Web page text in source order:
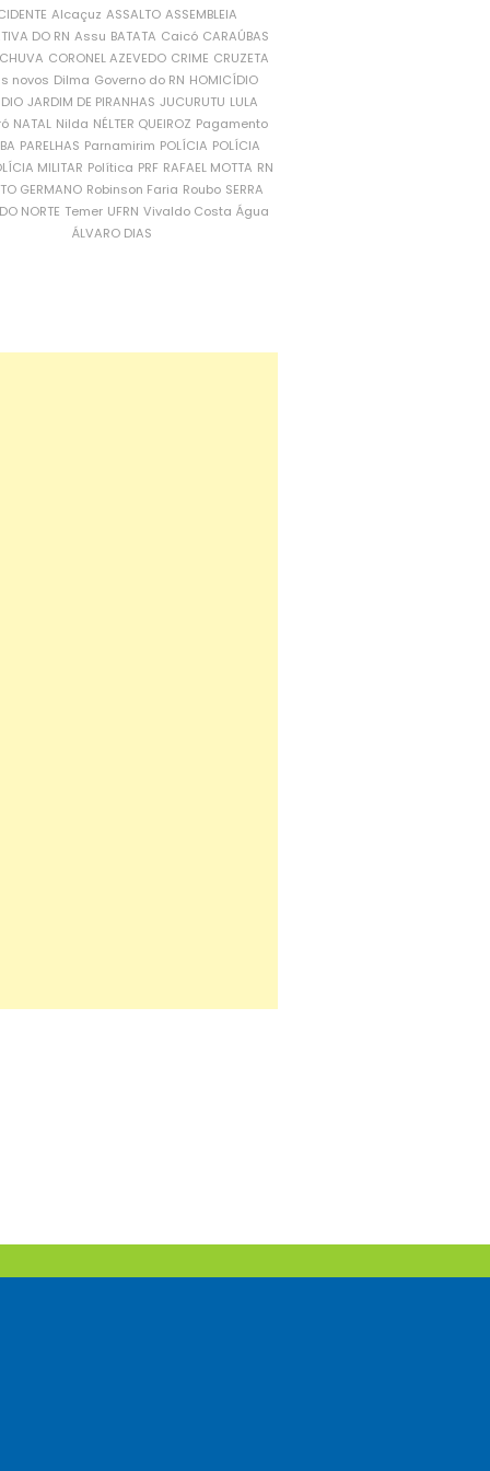
Alcaçuz ASSALTO ASSEMBLEIA
DO RN Assu BATATA Caicó CARAÚBAS
CORONEL AZEVEDO CRIME CRUZETA
novos Dilma Governo do RN HOMICÍDIO
JARDIM DE PIRANHAS JUCURUTU LULA
NATAL Nilda NÉLTER QUEIROZ Pagamento
PARELHAS Parnamirim POLÍCIA POLÍCIA
MILITAR Política PRF RAFAEL MOTTA RN
GERMANO Robinson Faria Roubo SERRA
NORTE Temer UFRN Vivaldo Costa Água
ÁLVARO DIAS